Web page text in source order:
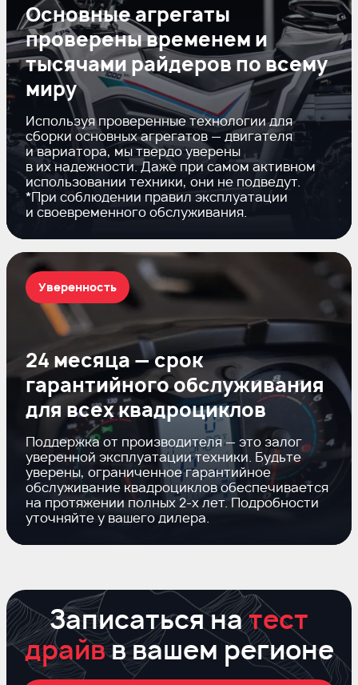
Основные агрегаты
проверены временем и
тысячами райдеров по всему
миру
Используя проверенные технологии для
сборки основных агрегатов — двигателя
и вариатора, мы твердо уверены
в их надежности. Даже при самом активном
использовании техники, они не подведут.
*При соблюдении правил эксплуатации
и своевременного обслуживания.
24 месяца — срок
гарантийного обслуживания
для всех квадроциклов
Поддержка от производителя — это залог
уверенной эксплуатации техники. Будьте
уверены, ограниченное гарантийное
обслуживание квадроциклов обеспечивается
на протяжении полных2-хлет. Подробности
уточняйте у вашего дилера.
Уверенность
Записаться натест
драйвв вашем регионе